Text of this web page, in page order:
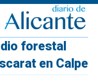
forestal
en Calpe